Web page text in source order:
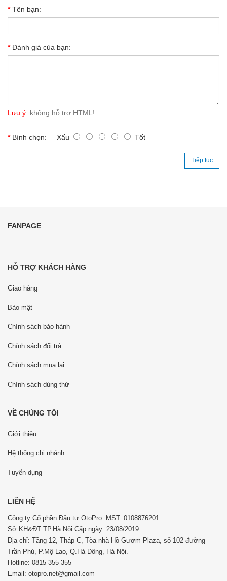
Tên bạn:
Đánh giá của bạn:
Lưu ý: không hỗ trợ HTML!
Bình chọn: Xấu Tốt
Tiếp tục
FANPAGE
HỖ TRỢ KHÁCH HÀNG
Giao hàng
Bảo mật
Chính sách bảo hành
Chính sách đổi trả
Chính sách mua lại
Chính sách dùng thử
VỀ CHÚNG TÔI
Giới thiệu
Hệ thống chi nhánh
Tuyển dụng
LIÊN HỆ
Công ty Cổ phần Đầu tư OtoPro. MST: 0108876201.
Sở KH&ĐT TP.Hà Nội Cấp ngày: 23/08/2019.
Địa chỉ: Tầng 12, Tháp C, Tòa nhà Hồ Gươm Plaza, số 102 đường
Trần Phú, P.Mộ Lao, Q.Hà Đông, Hà Nội.
Hotline: 0815 355 355
Email: otopro.net@gmail.com